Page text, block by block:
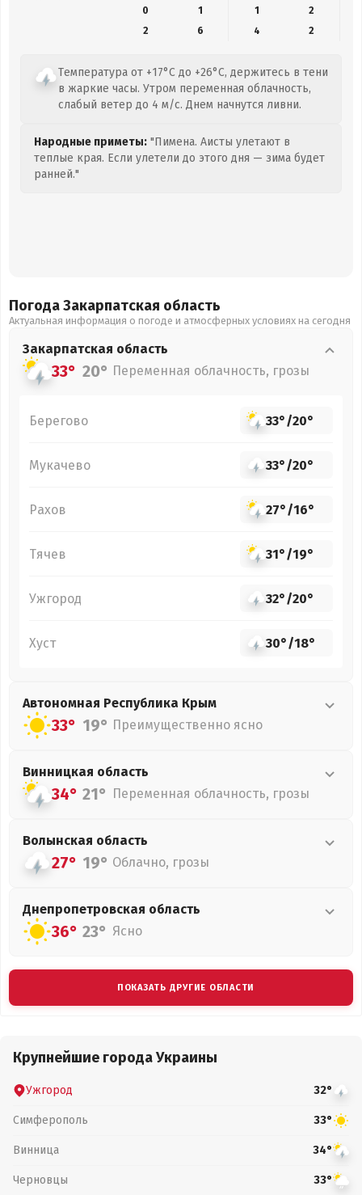
0
1 1
2
2
6 4 2
Температура от +17°C до +26°C, держитесь в тени
в жаркие часы. Утром переменная облачность,
слабый ветер до 4 м/с. Днем начнутся ливни.
Народные приметы: "Пимена. Аисты улетают в
теплые края. Если улетели до этого дня — зима будет
ранней."
Погода Закарпатская область
Актуальная информация о погоде и атмосферных условиях на сегодня
Закарпатская область
33° 20° Переменная облачность, грозы
Берегово 33°/20°
Мукачево 33°/20°
Рахов 27°/16°
Тячев 31°/19°
Ужгород 32°/20°
Хуст 30°/18°
Автономная Республика Крым
33° 19° Преимущественно ясно
Винницкая область
34° 21° Переменная облачность, грозы
Волынская область
27° 19° Облачно, грозы
Днепропетровская область
36° 23° Ясно
ПОКАЗАТЬ ДРУГИЕ ОБЛАСТИ
Крупнейшие города Украины
Ужгород 32°
Симферополь 33°
Винница 34°
Черновцы 33°